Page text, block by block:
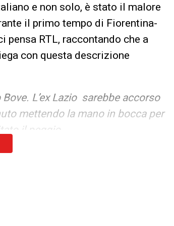
e non solo, è stato il malore
il primo tempo di Fiorentina-
pensa RTL, raccontando che a
con questa descrizione
L’ex Lazio sarebbe accorso
mettendo la mano in bocca per
il peggio